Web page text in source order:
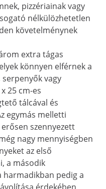
pizzériainak vagy
nélkülözhetetlen
követelménynek
extra tágas
könnyen elférnek a
vagy
25 cm-es
tálcával és
egymás melletti
szennyezett
nagy mennyiségben
az első
a második
pedig a